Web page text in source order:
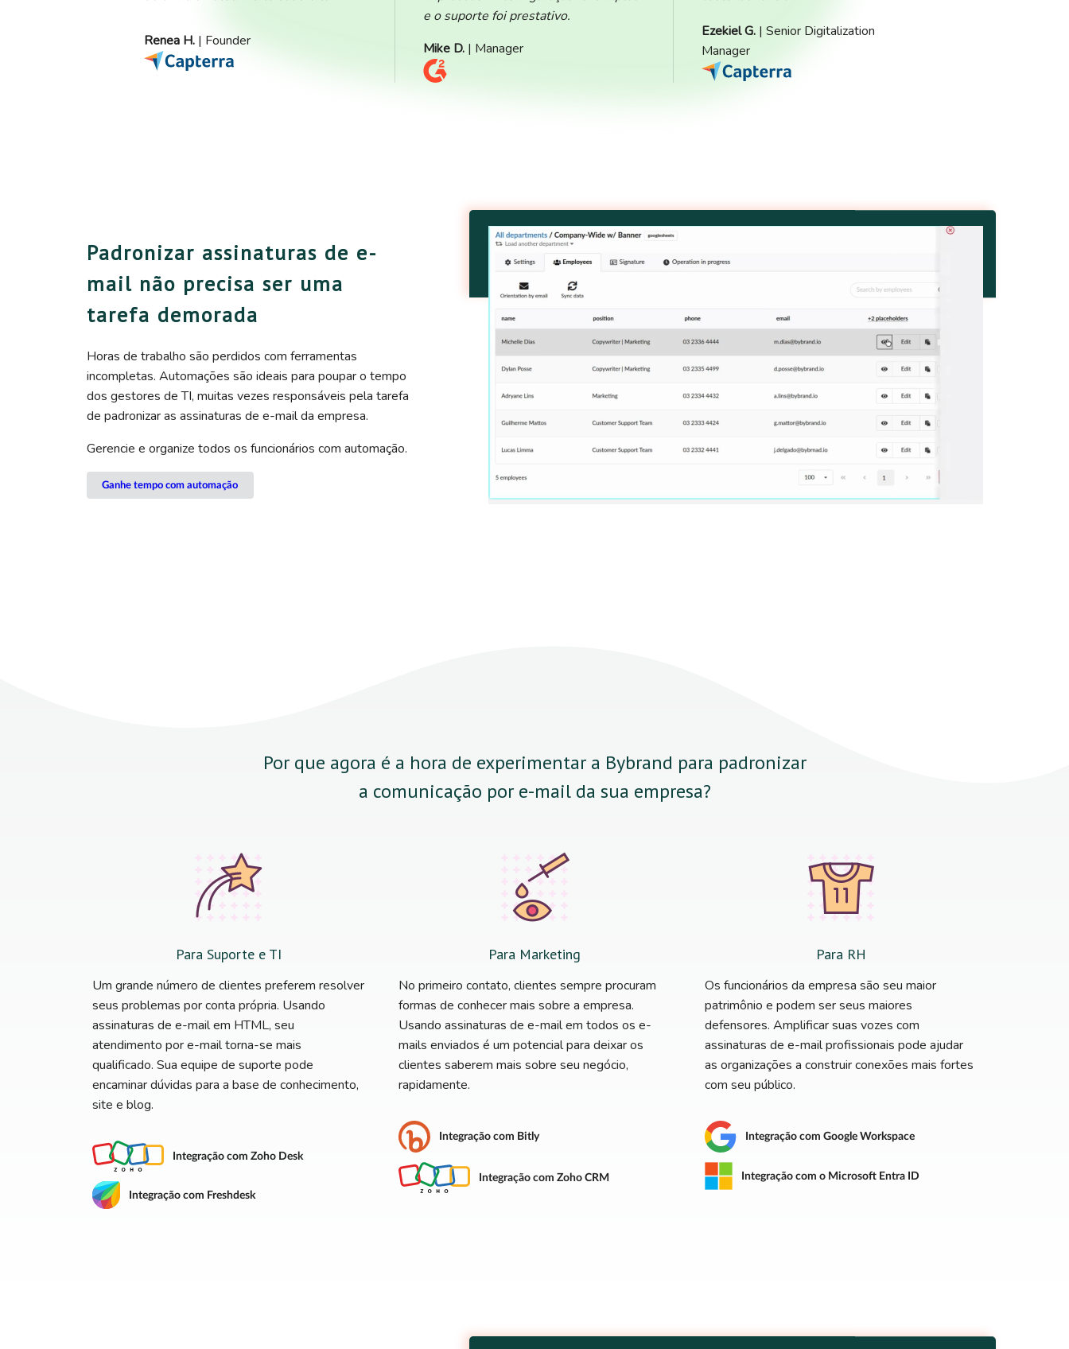
Renea H.| Founder
e o suporte foi prestativo.
Mike D.| Manager
Ezekiel G. | Senior Digitalization
Manager
Padronizar assinaturas de e-
mail não precisa ser uma
tarefa demorada
Horas de trabalho são perdidos com ferramentas
incompletas. Automações são ideais para poupar o tempo
dos gestores de TI, muitas vezes responsáveis pela tarefa
de padronizar as assinaturas de e-mail da empresa.
Gerencie e organize todos os funcionários com automação.
Ganhe tempo com automação
Por que agora é a hora de experimentar a Bybrand para padronizar
a comunicação por e-mail da sua empresa?
Para Suporte e TI
Um grande número de clientes preferem resolver
seus problemas por conta própria. Usando
assinaturas de e-mail em HTML, seu
atendimento por e-mail torna-se mais
qualificado. Sua equipe de suporte pode
encaminar dúvidas para a base de conhecimento,
site e blog.
Integração com Zoho Desk
Integração com Freshdesk
Para Marketing
No primeiro contato, clientes sempre procuram
formas de conhecer mais sobre a empresa.
Usando assinaturas de e-mail em todos os e-
mails enviados é um potencial para deixar os
clientes saberem mais sobre seu negócio,
rapidamente.
Integração com Bitly
Integração com Zoho CRM
Para RH
Os funcionários da empresa são seu maior
patrimônio e podem ser seus maiores
defensores. Amplificar suas vozes com
assinaturas de e-mail profissionais pode ajudar
as organizações a construir conexões mais fortes
com seu público.
Integração com Google Workspace
Integração com o Microsoft Entra ID